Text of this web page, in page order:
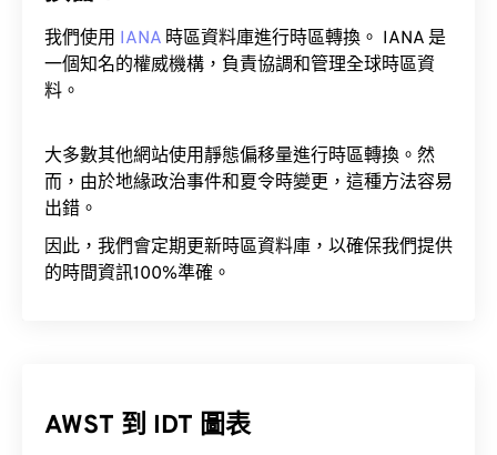
我們使用 IANA 時區資料庫進行時區轉換。 IANA 是
一個知名的權威機構，負責協調和管理全球時區資
料。
大多數其他網站使用靜態偏移量進行時區轉換。然
而，由於地緣政治事件和夏令時變更，這種方法容易
出錯。
因此，我們會定期更新時區資料庫，以確保我們提供
的時間資訊100%準確。
AWST 到 IDT 圖表